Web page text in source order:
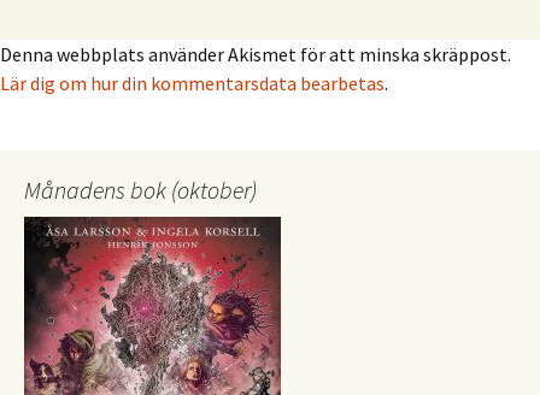
Denna webbplats använder Akismet för att minska skräppost.
Lär dig om hur din kommentarsdata bearbetas.
Månadens bok (oktober)